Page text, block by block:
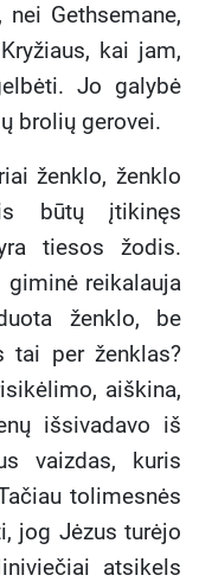
Gethsemane,
kai jam,
Jo galybė
brolių gerovei.
ženklo, ženklo
būtų įtikinęs
tiesos žodis.
giminė reikalauja
ženklo, be
tai per ženklas?
aiškina,
išsivadavo iš
vaizdas, kuris
tolimesnės
jog Jėzus turėjo
atsikels